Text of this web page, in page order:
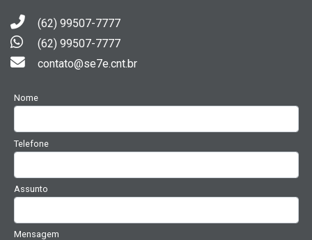
(62) 99507-7777
(62) 99507-7777
contato@se7e.cnt.br
Nome
Telefone
Assunto
Mensagem